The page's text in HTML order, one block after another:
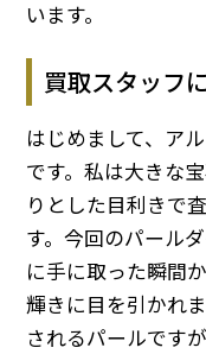
います。
買取スタッフ
はじめまして、ア
です。私は大きな
りとした目利きで
す。今回のパール
に手に取った瞬間
輝きに目を引かれ
されるパールです